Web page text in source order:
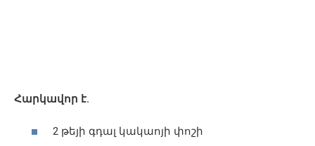
Հարկավոր է.
2 թեյի գդալ կակաոյի փոշի